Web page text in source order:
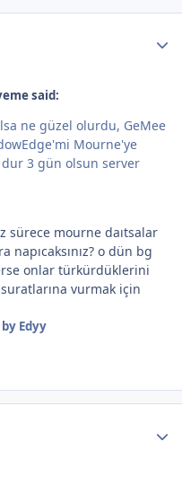
said:
ne güzel olurdu, GeMee
Mourne'ye
3 gün olsun server
sürece mourne daıtsalar
napıcaksınız? o dün bg
onlar türkürdüklerini
vurmak için
Edyy